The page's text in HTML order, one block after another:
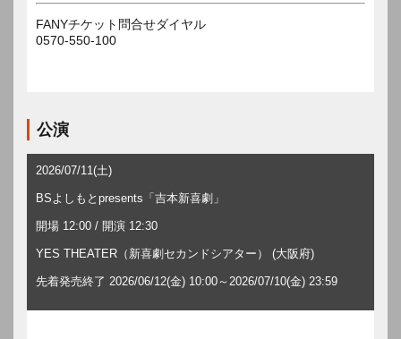
FANYチケット問合せダイヤル
0570-550-100
公演
2026/07/11(土)
BSよしもとpresents「吉本新喜劇」
開場 12:00 / 開演 12:30
YES THEATER（新喜劇セカンドシアター） (大阪府)
先着発売終了 2026/06/12(金) 10:00～2026/07/10(金) 23:59